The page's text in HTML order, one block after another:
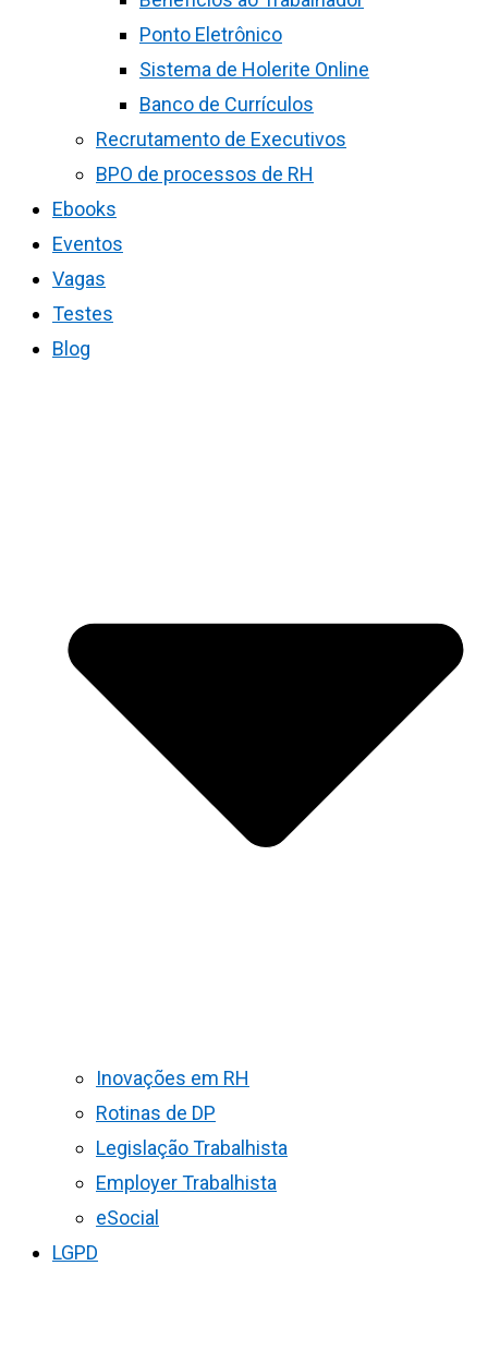
Ponto Eletrônico
Sistema de Holerite Online
Banco de Currículos
Recrutamento de Executivos
BPO de processos de RH
Ebooks
Eventos
Vagas
Testes
Blog
Inovações em RH
Rotinas de DP
Legislação Trabalhista
Employer Trabalhista
eSocial
LGPD